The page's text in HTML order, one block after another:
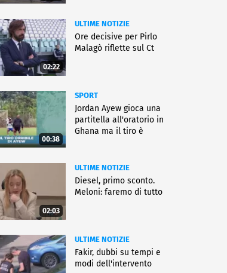
02:22
ULTIME NOTIZIE
Ore decisive per Pirlo
Malagò riflette sul Ct
00:38
SPORT
Jordan Ayew gioca una
partitella all'oratorio in
Ghana ma il tiro è
02:03
ULTIME NOTIZIE
Diesel, primo sconto.
Meloni: faremo di tutto
ULTIME NOTIZIE
Fakir, dubbi su tempi e
modi dell'intervento